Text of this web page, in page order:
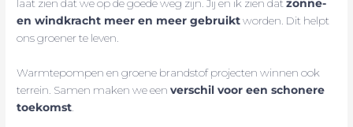
laat zien dat we op de goede weg zijn. Jij en ik zien datzonne-
en windkracht meer en meer gebruiktworden. Dit helpt
ons groener te leven.
Warmtepompen en groene brandstof projecten winnen ook
terrein. Samen maken we eenverschil voor een schonere
toekomst